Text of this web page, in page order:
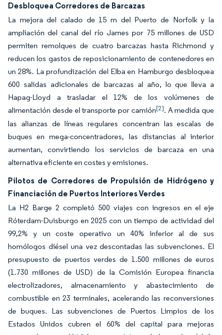
Desbloquea Corredores de Barcazas
La mejora del calado de 15 m del Puerto de Norfolk y la
ampliación del canal del río James por 75 millones de USD
permiten remolques de cuatro barcazas hasta Richmond y
reducen los gastos de reposicionamiento de contenedores en
un 28%. La profundización del Elba en Hamburgo desbloquea
600 salidas adicionales de barcazas al año, lo que lleva a
Hapag-Lloyd a trasladar el 12% de los volúmenes de
alimentación desde el transporte por camión[2]. A medida que
las alianzas de líneas regulares concentran las escalas de
buques en mega-concentradores, las distancias al interior
aumentan, convirtiendo los servicios de barcaza en una
alternativa eficiente en costes y emisiones.
Pilotos de Corredores de Propulsión de Hidrógeno y
Financiación de Puertos Interiores Verdes
La H2 Barge 2 completó 500 viajes con ingresos en el eje
Róterdam-Duisburgo en 2025 con un tiempo de actividad del
99,2% y un coste operativo un 40% inferior al de sus
homólogos diésel una vez descontadas las subvenciones. El
presupuesto de puertos verdes de 1.500 millones de euros
(1.730 millones de USD) de la Comisión Europea financia
electrolizadores, almacenamiento y abastecimiento de
combustible en 23 terminales, acelerando las reconversiones
de buques. Las subvenciones de Puertos Limpios de los
Estados Unidos cubren el 60% del capital para mejoras